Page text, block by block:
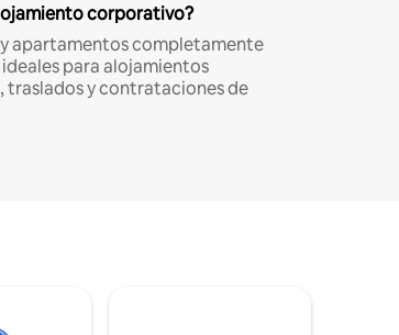
corporativo?
apartamentos completamente
para alojamientos
traslados y contrataciones de